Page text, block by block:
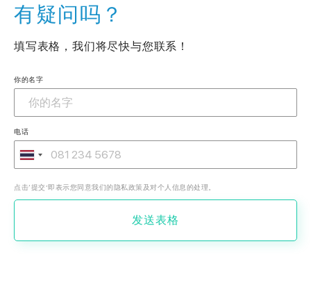
有疑问吗？
填写表格，我们将尽快与您联系！
你的名字
电话
点击‘提交’即表示您同意我们的隐私政策及对个人信息的处理。
发送表格